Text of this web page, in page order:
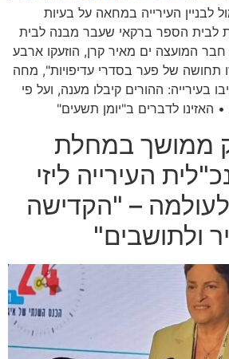
לבניין העירייה במחאה על בעיות
לבית הספר ברקאי שעבר מבנה לבית
המועצה ים מאיר קרן, הוזעקו ארבע
"זו תחושה של פער בסדרי עדיפויות", מחה
בעירייה: ההורים קיבלו מענה, ועל פי
• האזינו לדברים ב"יומן תשעים"
ממושך במחלת
העירייה ליזי
לעולמה – "הקדישה
ולתושבים"